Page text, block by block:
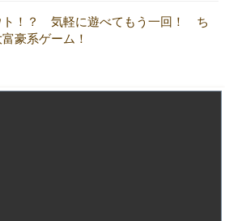
ト！？ 気軽に遊べてもう一回！ ち
豪系ゲーム！